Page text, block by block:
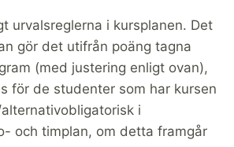
urvalsreglerna i kursplanen. Det
gör det utifrån poäng tagna
(med justering enligt ovan),
för de studenter som har kursen
i
och timplan, om detta framgår